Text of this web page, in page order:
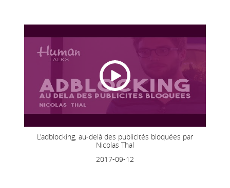
L'adblocking, au-delà des publicités bloquées par
Nicolas Thal
2017-09-12